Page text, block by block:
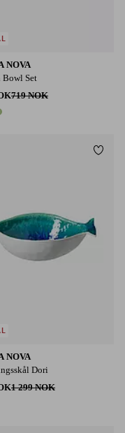
NOVA
Bowl Set
719 NOK
NOVA
Dori
1 299 NOK